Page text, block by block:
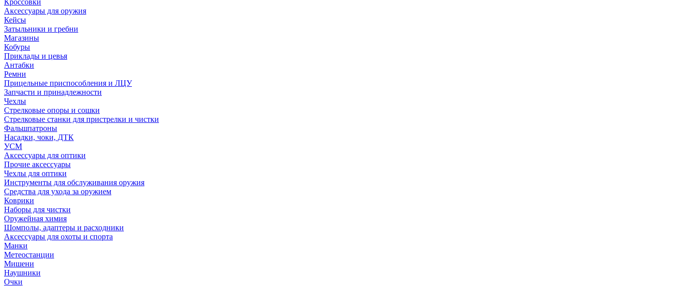
Кроссовки
Аксессуары для оружия
Кейсы
Затыльники и гребни
Магазины
Кобуры
Приклады и цевья
Антабки
Ремни
Прицельные приспособления и ЛЦУ
Запчасти и принадлежности
Чехлы
Стрелковые опоры и сошки
Стрелковые станки для пристрелки и чистки
Фальшпатроны
Насадки, чоки, ДТК
УСМ
Аксессуары для оптики
Прочие аксессуары
Чехлы для оптики
Инструменты для обслуживания оружия
Средства для ухода за оружием
Коврики
Наборы для чистки
Оружейная химия
Шомполы, адаптеры и расходники
Аксессуары для охоты и спорта
Манки
Метеостанции
Мишени
Наушники
Очки